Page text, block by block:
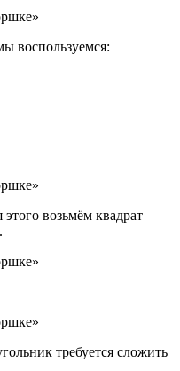
воспользуемся:
возьмём квадрат
требуется сложить